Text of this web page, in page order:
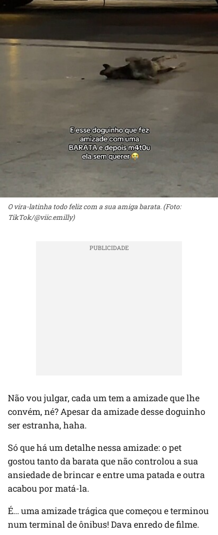
O vira-latinha todo feliz com a sua amiga barata. (Foto:
TikTok/@viic.emilly)
Não vou julgar, cada um tem a amizade que lhe
convém, né? Apesar da amizade desse doguinho
ser estranha, haha.
Só que há um detalhe nessa amizade: o pet
gostou tanto da barata que não controlou a sua
ansiedade de brincar e entre uma patada e outra
acabou por matá-la.
É... uma amizade trágica que começou e terminou
num terminal de ônibus! Dava enredo de filme.